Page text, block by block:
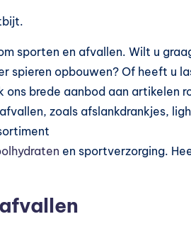
sporten en afvallen. Wilt u
spieren opbouwen? Of heeft u
brede aanbod aan artikelen
zoals afslankdrankjes,
en sportverzorging.